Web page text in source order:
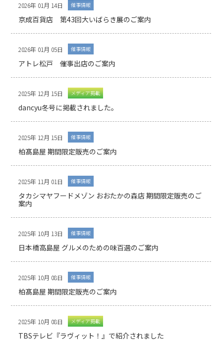
2026年 01月 14日 催事情報
京成百貨店 第43回大いばらき展のご案内
2026年 01月 05日 催事情報
アトレ松戸 催事出店のご案内
2025年 12月 15日 メディア掲載
dancyu冬号に掲載されました。
2025年 12月 15日 催事情報
柏髙島屋 期間限定販売のご案内
2025年 11月 01日 催事情報
タカシマヤフードメゾン おおたかの森店 期間限定販売のご
案内
2025年 10月 13日 催事情報
日本橋高島屋 グルメのための味百選のご案内
2025年 10月 08日 催事情報
柏髙島屋 期間限定販売のご案内
2025年 10月 08日 メディア掲載
TBSテレビ『ラヴィット！』で紹介されました